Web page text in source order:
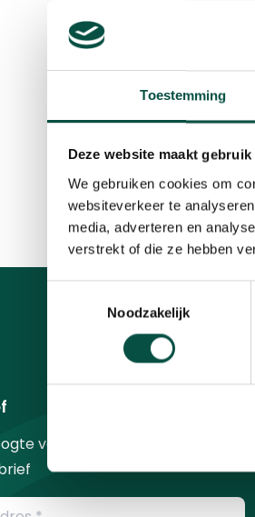
Toestemming
Deze website maakt
We gebruiken cookies om
websiteverkeer te
media, adverteren en
verstrekt of die ze hebben
Noodzakelijk
van alle ontwikkelingen met